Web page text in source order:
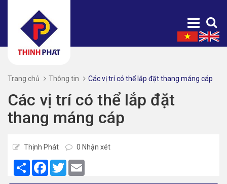
Trang chủ Thông tin Các vị trí có thể lắp đặt thang máng cáp
Các vị trí có thể lắp đặt
thang máng cáp
Thịnh Phát 0 Nhận xét
Share Facebook
Twitter